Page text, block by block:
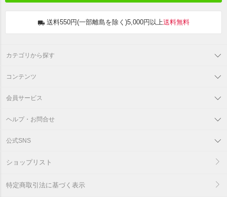
送料550円(一部離島を除く)5,000円以上送料無料
カテゴリから探す
コンテンツ
会員サービス
ヘルプ・お問合せ
公式SNS
ショップリスト
特定商取引法に基づく表示